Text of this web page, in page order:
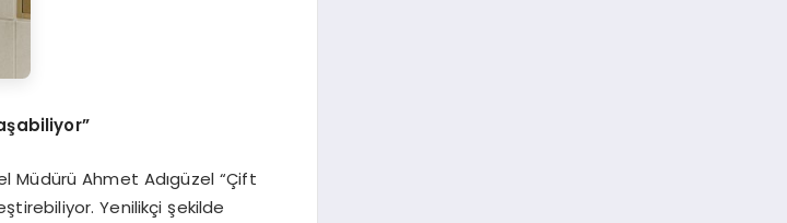
şabiliyor”
Müdürü Ahmet Adıgüzel “Çift
Yenilikçi şekilde